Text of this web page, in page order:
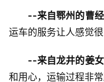
--来自鄂州的曹经
运车的服务让人感觉很
--来自龙井的姜女
和用心，运输过程非常